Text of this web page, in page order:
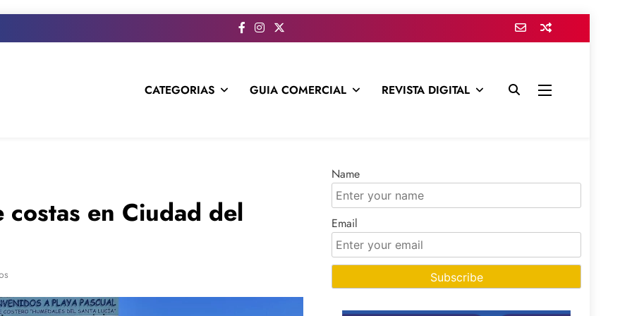
CATEGORIAS GUIA COMERCIAL REVISTA DIGITAL
en Ciudad del
Name
Email